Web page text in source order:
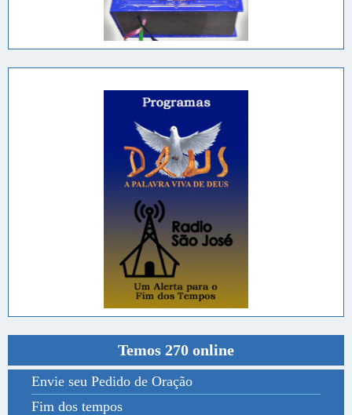
Temos 270 online
Envie seu Pedido de Oração
Fim dos tempos